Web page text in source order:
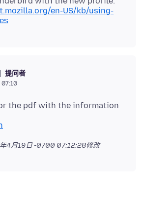
en-US/kb/using-
提问者
4月19日 -0700 07:12:28修改